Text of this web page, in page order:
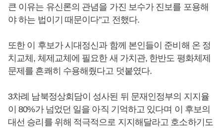
큰 이유는 유신론의 관념을 가진 보수가 진보를 포용해
야 하는 법이기 때문이다"고 전했다.
또한 이 후보가 시대정신과 함께 본인들이 준비해 온 정
치교체, 체제교체에 필요한 새 가치관, 한반도 평화체제
문제를 흔쾌히 수용해줬다고 덧붙였다.
3차례 남북정상회담이 성사된 뒤 문재인정부의 지지율
이 80%가 넘었던 일을 아직 기억하고 있다며 이 후보의
대선 승리를 위해 적극적으로 지지해달라고 호소하기도